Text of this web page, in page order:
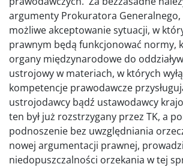
argumenty Prokuratora Generalnego,
możliwe akceptowanie sytuacji, w
prawnym będą funkcjonować normy,
organy międzynarodowe do
ustrojowy w materiach, w których
kompetencje prawodawcze
ustrojodawcy bądź ustawodawcy
ten był już rozstrzygany przez TK, a
podnoszenie bez uwzględniania
nowej argumentacji prawnej,
niedopuszczalności orzekania w tej